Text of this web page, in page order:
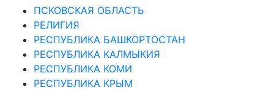
ПСКОВСКАЯ ОБЛАСТЬ
РЕЛИГИЯ
РЕСПУБЛИКА БАШКОРТОСТАН
РЕСПУБЛИКА КАЛМЫКИЯ
РЕСПУБЛИКА КОМИ
РЕСПУБЛИКА КРЫМ